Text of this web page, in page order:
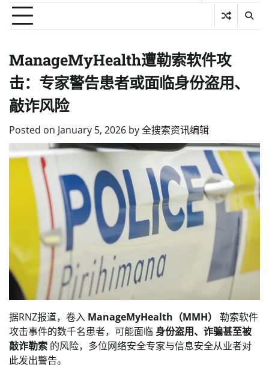
ManageMyHealth遭勒索软件攻
击：专家警告患者或面临身份盗用、
敲诈风险
Posted on January 5, 2026 by全搜索资讯编辑
据RNZ报道，卷入 ManageMyHealth（MMH）
勒索软件
攻击事件的数千名患者，可能面临 身份盗用、诈骗甚至被
敲诈勒索 的风险，多位网络安全专家与信息安全从业者对
此发出警告。